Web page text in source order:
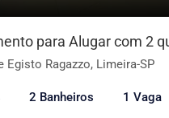
para Alugar com 2
Egisto Ragazzo, Limeira-SP
2 Banheiros 1 Vaga